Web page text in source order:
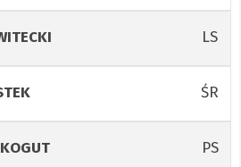
LS
ŚR
KOGUT PS